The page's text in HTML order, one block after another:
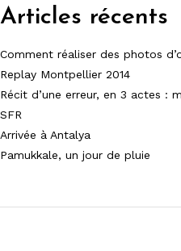
Articles récents
Comment réaliser des photos
Replay Montpellier 2014
Récit d’une erreur, en 3 actes :
SFR
Arrivée à Antalya
Pamukkale, un jour de pluie